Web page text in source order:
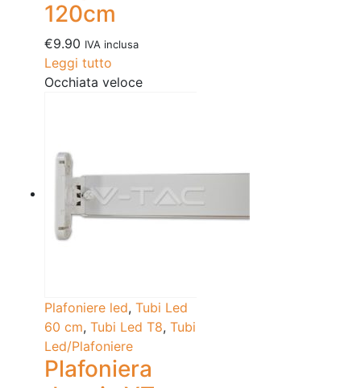
120cm
€9.90 IVA inclusa
Leggi tutto
Occhiata veloce
Plafoniere led, Tubi Led
60 cm, Tubi Led T8, Tubi
Led/Plafoniere
Plafoniera